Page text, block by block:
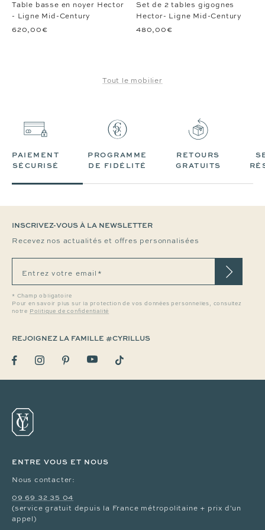
3
Table basse en noyer Hector
- Ligne Mid-Century
620,00€
3
4
Set de 2 tables gigognes
Hector- Ligne Mid-Century
480,00€
Tout le mobilier
PAIEMENT
SÉCURISÉ
PROGRAMME
DE FIDÉLITÉ
RETOURS
GRATUITS
INSCRIVEZ-VOUS À LA NEWSLETTER
Recevez nos actualités et offres personnalisées
Entrez votre email*
* Champ obligatoire
Pour en savoir plus sur la protection de vos données personnelles, consultez
notre Politique de confidentialité
REJOIGNEZ LA FAMILLE #CYRILLUS
ENTRE VOUS ET NOUS
Nous contacter:
09 69 32 35 04
(service gratuit depuis la France métropolitaine + prix d'un
appel)